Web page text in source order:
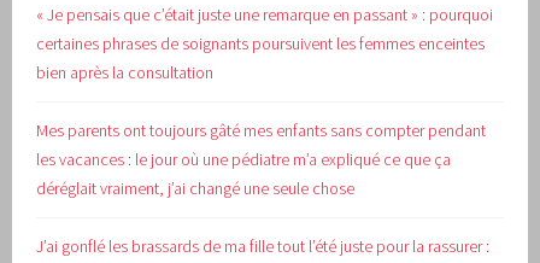
« Je pensais que c’était juste une remarque en passant » : pourquoi
certaines phrases de soignants poursuivent les femmes enceintes
bien après la consultation
Mes parents ont toujours gâté mes enfants sans compter pendant
les vacances : le jour où une pédiatre m’a expliqué ce que ça
déréglait vraiment, j’ai changé une seule chose
J’ai gonflé les brassards de ma fille tout l’été juste pour la rassurer :